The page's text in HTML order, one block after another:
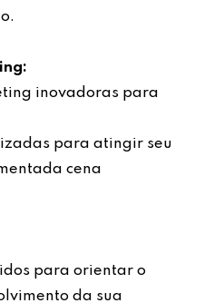
inovadoras para
para atingir seu
cena
para orientar o
da sua